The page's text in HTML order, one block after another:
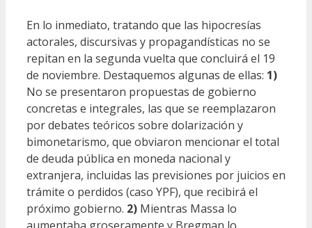
En lo inmediato, tratando que las hipocresías
actorales, discursivas y propagandísticas no se
repitan en la segunda vuelta que concluirá el 19
de noviembre. Destaquemos algunas de ellas: 1)
No se presentaron propuestas de gobierno
concretas e integrales, las que se reemplazaron
por debates teóricos sobre dolarización y
bimonetarismo, que obviaron mencionar el total
de deuda pública en moneda nacional y
extranjera, incluidas las previsiones por juicios en
trámite o perdidos (caso YPF), que recibirá el
próximo gobierno. 2) Mientras Massa lo